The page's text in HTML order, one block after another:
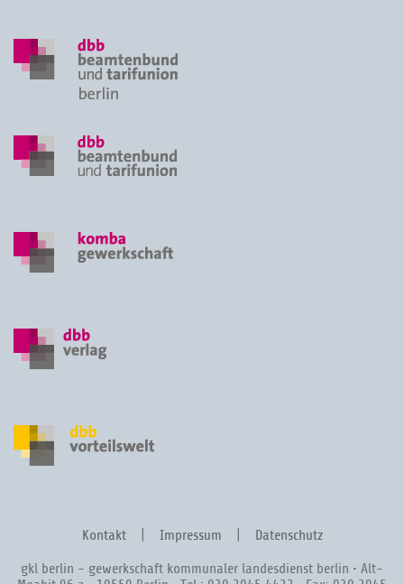
Kontakt Impressum Datenschutz
gkl berlin - gewerkschaft kommunaler landesdienst berlin • Alt-